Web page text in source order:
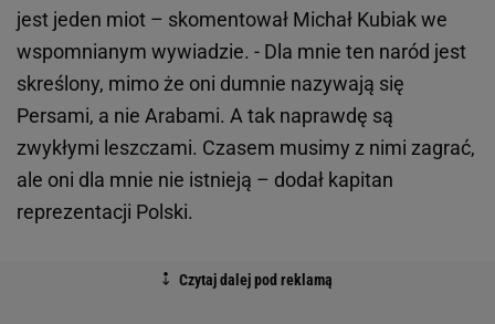
jest jeden miot – skomentował Michał Kubiak we
wspomnianym wywiadzie. - Dla mnie ten naród jest
skreślony, mimo że oni dumnie nazywają się
Persami, a nie Arabami. A tak naprawdę są
zwykłymi leszczami. Czasem musimy z nimi zagrać,
ale oni dla mnie nie istnieją – dodał kapitan
reprezentacji Polski.